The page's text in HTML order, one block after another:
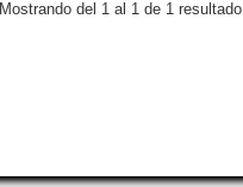
Mostrando del 1 al 1 de 1 resultado.